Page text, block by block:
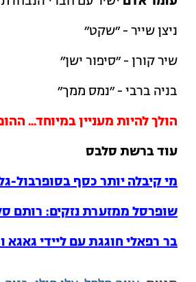
ניצן שייר - ״שקט״
שיר קורן - ״סיפור ישן״
בניה ברבי - ״נמס ממך״
הולך להיות מעניין במיוחד...
עוד ברשת סלבס
מי קיבלה יותר כסף בסופרבול-
שופרסל ממזערת נזקים: רותם
בר רפאלי חוגגת עם ליידי גאגא